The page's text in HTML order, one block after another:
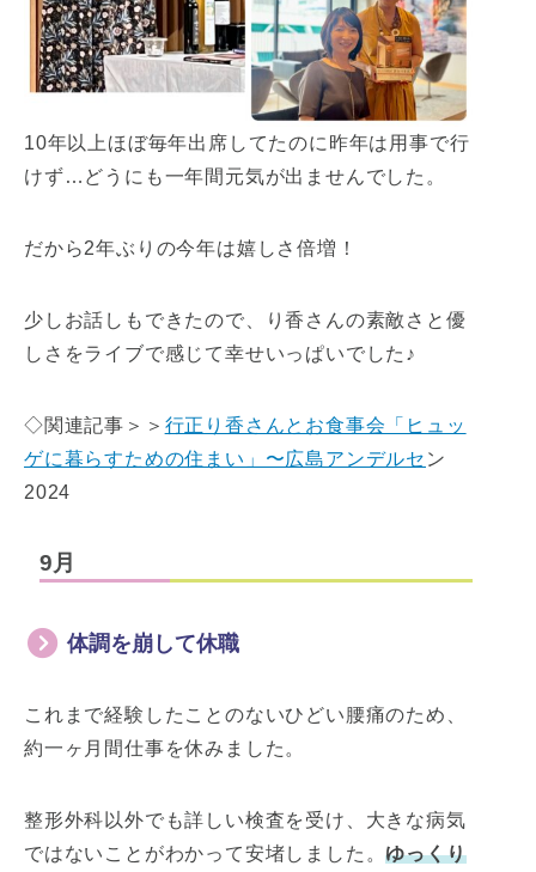
10年以上ほぼ毎年出席してたのに昨年は用事で行
けず…どうにも一年間元気が出ませんでした。
だから2年ぶりの今年は嬉しさ倍増！
少しお話しもできたので、り香さんの素敵さと優
しさをライブで感じて幸せいっぱいでした♪
◇関連記事＞＞ 行正り香さんとお食事会「ヒュッ
ゲに暮らすための住まい」〜広島アンデルセ ン
2024
9月
体調を崩して休職
これまで経験したことのないひどい腰痛のため、
約一ヶ月間仕事を休みました。
整形外科以外でも詳しい検査を受け、大きな病気
ではないことがわかって安堵しました。ゆっくり